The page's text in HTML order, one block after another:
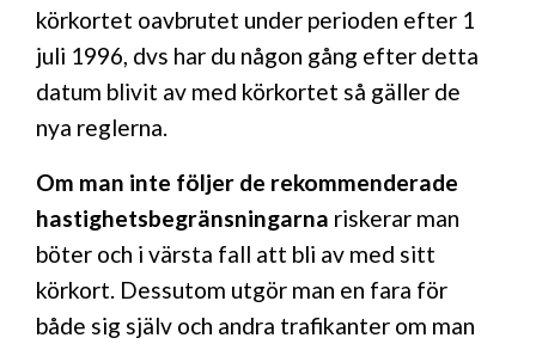
körkortet oavbrutet under perioden efter 1
juli 1996, dvs har du någon gång efter detta
datum blivit av med körkortet så gäller de
nya reglerna.
Om man inte följer de rekommenderade
hastighetsbegränsningarna riskerar man
böter och i värsta fall att bli av med sitt
körkort. Dessutom utgör man en fara för
både sig själv och andra trafikanter om man